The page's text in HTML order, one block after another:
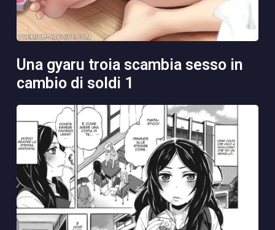
una gyaru troia scambia sesso in
cambio di soldi 1